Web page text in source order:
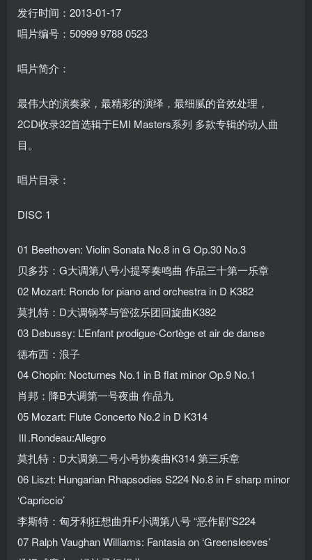
发行时间：2013-01-17
唱片编号：50999 9788 0523
唱片简介：
最伟大的演奏家，最精彩的演绎，最细腻的音效处理，
2CD收录32首选辑于EMI Masters系列 多款专辑的动人曲
目。
唱片目录：
DISC 1
01 Beethoven: Violin Sonata No.8 in G Op.30 No.3
贝多芬：G大调第八号小提琴奏鸣曲 作品三十第一乐章
02 Mozart: Rondo for piano and orchestra in D K382
莫扎特：D大调钢琴与管弦乐团回旋曲K382
03 Debussy: L’Enfant prodigue-Cortège et air de danse
德布西：浪子
04 Chopin: Nocturnes No.1 in B flat minor Op.9 No.1
肖邦：降B大调第一号夜曲 作品九
05 Mozart: Flute Concerto No.2 in D K314
Ⅲ.Rondeau:Allegro
莫扎特：D大调第二号小号协奏曲K314 第三乐章
06 Liszt: Hungarian Rhapsodies S224 No.8 in F sharp minor
‘Capriccio’
李斯特：匈牙利狂想曲升F小调第八号 “恶作剧”S224
07 Ralph Vaughan Williams: Fantasia on ‘Greensleeves’